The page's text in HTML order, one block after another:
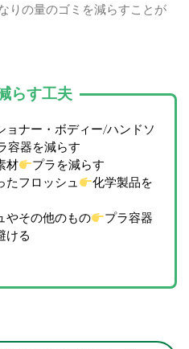
りの量のゴミを減らすことが
らす工夫
ョナー・ボディー/ハンドソ
容器を減らす
材
プラを減らす
たフロッシュ
化学製品を
やその他のもの
プラ容器
ける